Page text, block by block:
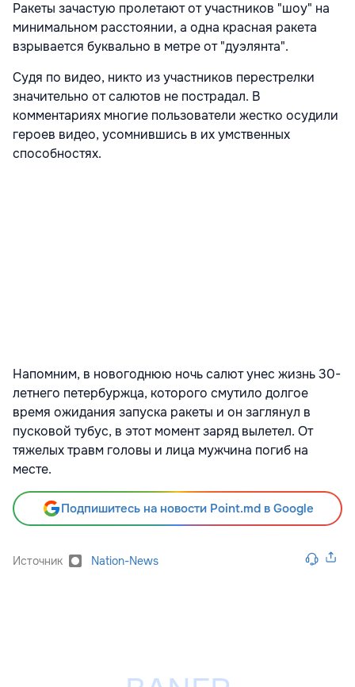
Ракеты зачастую пролетают от участников "шоу" на
минимальном расстоянии, а одна красная ракета
взрывается буквально в метре от "дуэлянта".
Судя по видео, никто из участников перестрелки
значительно от салютов не пострадал. В
комментариях многие пользователи жестко осудили
героев видео, усомнившись в их умственных
способностях.
Напомним, в новогоднюю ночь салют унес жизнь 30-
летнего петербуржца, которого смутило долгое
время ожидания запуска ракеты и он заглянул в
пусковой тубус, в этот момент заряд вылетел. От
тяжелых травм головы и лица мужчина погиб на
месте.
Подпишитесь на новости Point.md в Google
Источник Nation-News